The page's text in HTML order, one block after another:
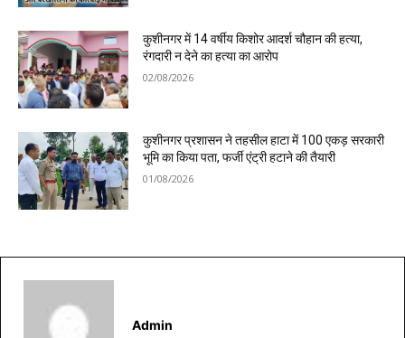
कुशीनगर में 14 वर्षीय किशोर आदर्श चौहान की हत्या,
रंगदारी न देने का हत्या का आरोप
02/08/2026
कुशीनगर प्रशासन ने तहसील हाटा में 100 एकड़ सरकारी
भूमि का किया पता, फर्जी एंट्री हटाने की तैयारी
01/08/2026
Admin